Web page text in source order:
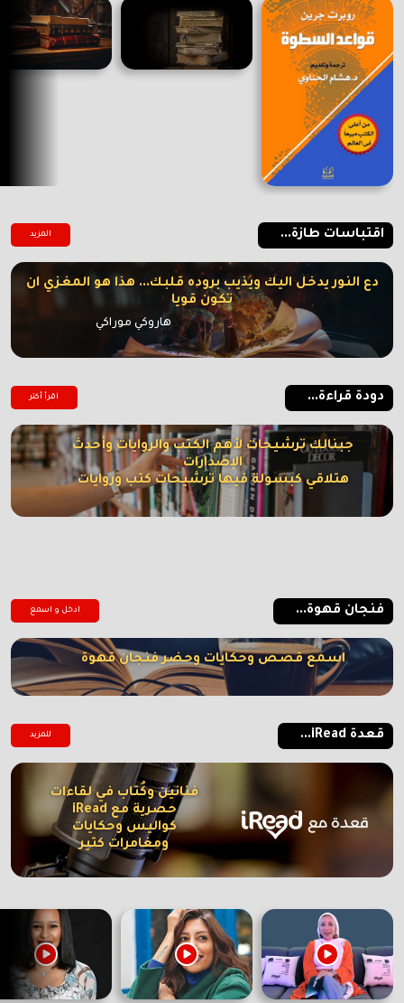
اقتباسات طازة... المزيد
دع النور يدخل اليك ويذيب بروده قلبك... هذا هو المغزي ان
تكون قويا
هاروكي موراكي
دودة قراءة... اقرأ أكتر
جبنالك ترشيحات لأهم الكتب والروايات وأحدث
الإصدارات
هتلاقي كبسولة فيها ترشيحات كتب وروايات
فنجان قهوة... ادخل و اسمع
اسمع قصص وحكايات وحضر فنجان قهوة
قعدة iRead... للمزيد
فنانين وكُتاب في لقاءات
حصرية مع iRead
كواليس وحكايات
ومغامرات كتير